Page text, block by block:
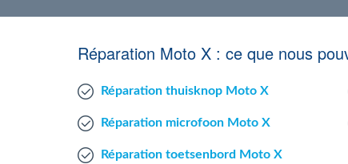
Réparation Moto X : ce que nous
Réparation thuisknop Moto X
Réparation microfoon Moto X
Réparation toetsenbord Moto X